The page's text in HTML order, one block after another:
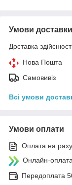
Умови доставки
Доставка
Нова Пошта
Самовивіз
Всі умови
Умови оплати
Оплата на
Онлайн-
Передоплата